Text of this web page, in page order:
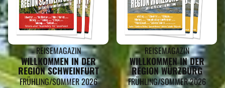
REISEMAGAZIN
WILLKOMMEN IN DER
REGION SCHWEINFURT
FRÜHLING/SOMMER 2026
REISEMAGAZIN
WILLKOMMEN IN DER
REGION WÜRZBURG
FRÜHLING/SOMMER 2026